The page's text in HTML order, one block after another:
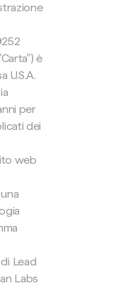
è
U.S.A.
per
dei
web
Lead
Labs